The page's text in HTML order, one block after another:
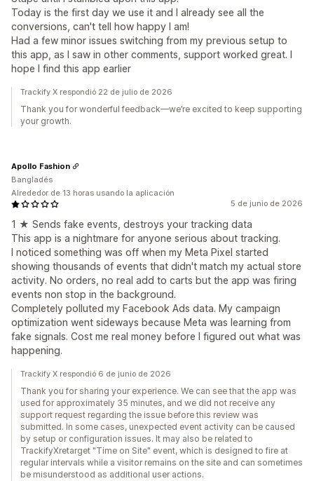
Today is the first day we use it and I already see all the
conversions, can't tell how happy I am!
Had a few minor issues switching from my previous setup to
this app, as I saw in other comments, support worked great. I
hope I find this app earlier
Trackify X respondió 22 de julio de 2026
Thank you for wonderful feedback—we’re excited to keep supporting
your growth.
5 de junio de 2026
1 ★ Sends fake events, destroys your tracking data
This app is a nightmare for anyone serious about tracking.
I noticed something was off when my Meta Pixel started
showing thousands of events that didn't match my actual store
activity. No orders, no real add to carts but the app was firing
events non stop in the background.
Completely polluted my Facebook Ads data. My campaign
optimization went sideways because Meta was learning from
fake signals. Cost me real money before I figured out what was
happening.
Apollo Fashion
Bangladés
Alrededor de 13 horas usando la aplicación
Trackify X respondió 6 de junio de 2026
Thank you for sharing your experience. We can see that the app was
used for approximately 35 minutes, and we did not receive any
support request regarding the issue before this review was
submitted. In some cases, unexpected event activity can be caused
by setup or configuration issues. It may also be related to
TrackifyXretarget "Time on Site" event, which is designed to fire at
regular intervals while a visitor remains on the site and can sometimes
be misunderstood as additional user actions.